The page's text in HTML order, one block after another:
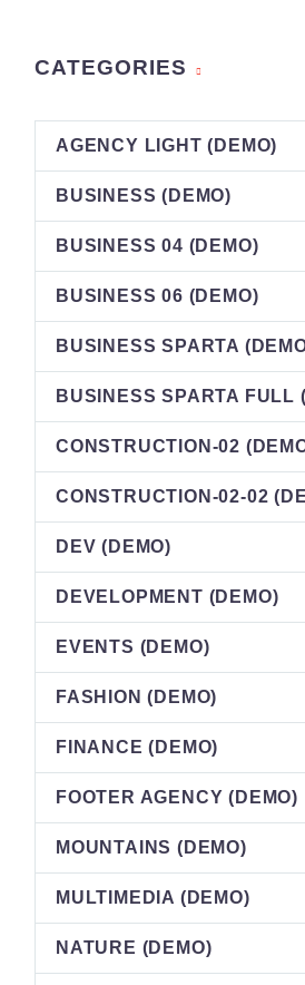
CATEGORIES
AGENCY LIGHT (DEMO)
BUSINESS (DEMO)
BUSINESS 04 (DEMO)
BUSINESS 06 (DEMO)
BUSINESS SPARTA
BUSINESS SPARTA FULL
CONSTRUCTION-02
CONSTRUCTION-02-02
DEV (DEMO)
DEVELOPMENT (DEMO)
EVENTS (DEMO)
FASHION (DEMO)
FINANCE (DEMO)
FOOTER AGENCY (DEMO)
MOUNTAINS (DEMO)
MULTIMEDIA (DEMO)
NATURE (DEMO)